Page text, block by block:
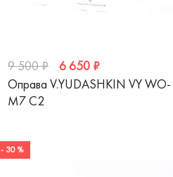
9 500 ₽
6 650 ₽
Оправа V.YUDASHKIN VY WO-
M7 C2
- 30 %